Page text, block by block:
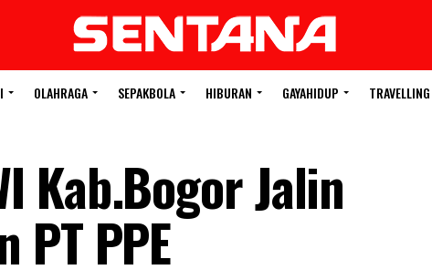
OLAHRAGA SEPAKBOLA HIBURAN GAYAHIDUP TRAVELLING
Kab.Bogor Jalin
PT PPE